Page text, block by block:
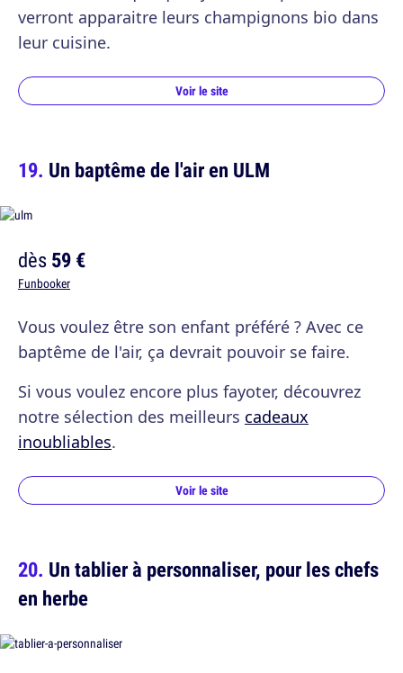
verront apparaitre leurs champignons bio dans
leur cuisine.
Voir le site
Un baptême de l'air en ULM
dès59 €
Funbooker
Vous voulez être son enfant préféré ? Avec ce
baptême de l'air, ça devrait pouvoir se faire.
Si vous voulez encore plus fayoter, découvrez
notre sélection des meilleurs cadeaux
inoubliables.
Voir le site
Un tablier à personnaliser, pour les chefs
en herbe